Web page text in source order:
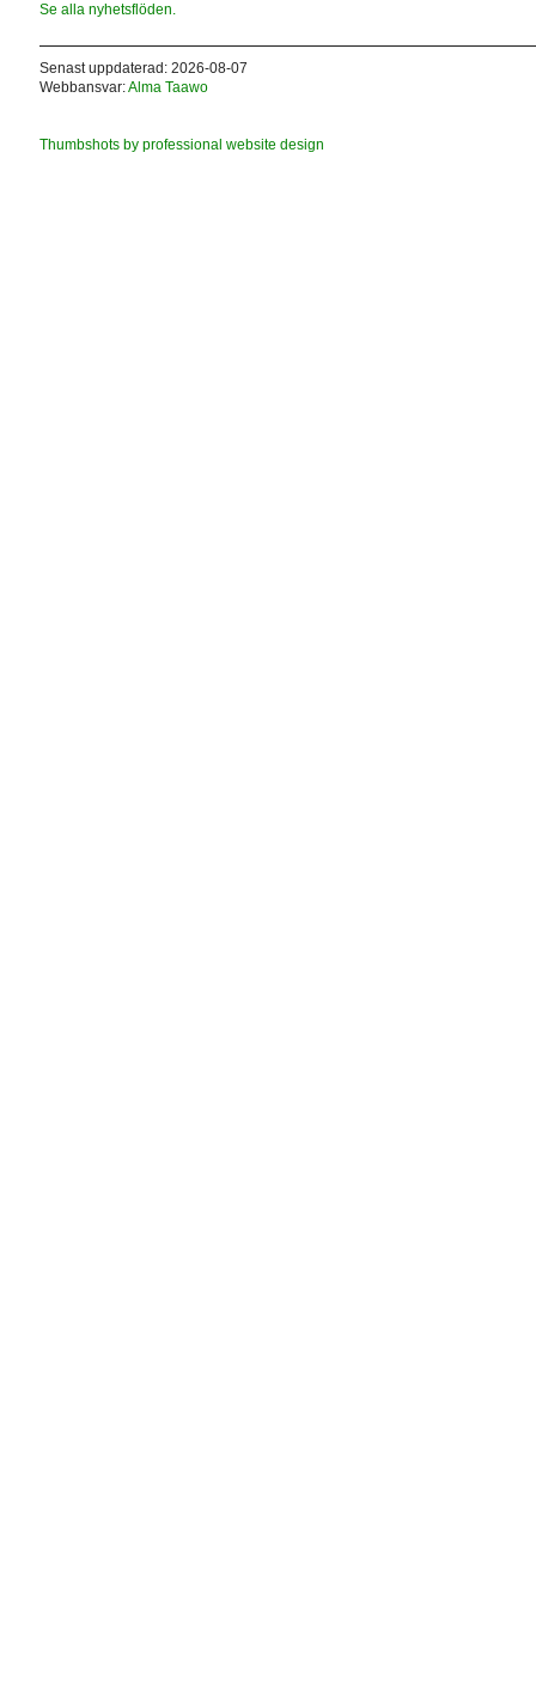
Se alla nyhetsflöden.
Senast uppdaterad: 2026-08-07
Webbansvar:Alma Taawo
Thumbshots by professional website design